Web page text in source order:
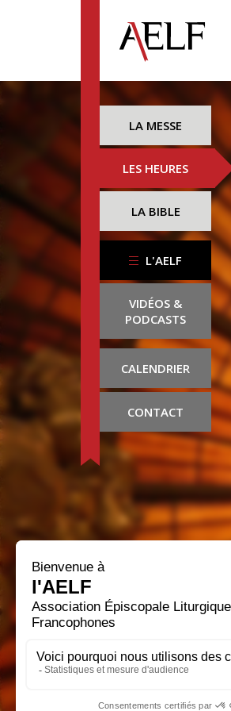
LA MESSE
LES HEURES
LA BIBLE
L'AELF
VIDÉOS &
PODCASTS
CALENDRIER
CONTACT